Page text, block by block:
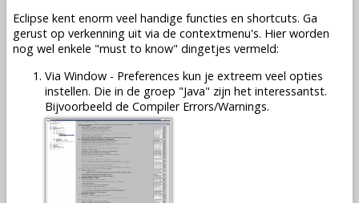
Eclipse kent enorm veel handige functies en shortcuts. Ga
gerust op verkenning uit via de contextmenu's. Hier worden
nog wel enkele "must to know" dingetjes vermeld:
Via Window - Preferences kun je extreem veel opties
instellen. Die in de groep "Java" zijn het interessantst.
Bijvoorbeeld de Compiler Errors/Warnings.